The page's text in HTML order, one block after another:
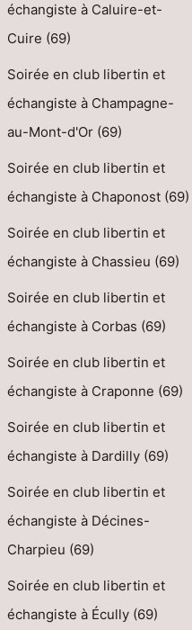
échangiste à Caluire-et-
Cuire (69)
Soirée en club libertin et
échangiste à Champagne-
au-Mont-d'Or (69)
Soirée en club libertin et
échangiste à Chaponost (69)
Soirée en club libertin et
échangiste à Chassieu (69)
Soirée en club libertin et
échangiste à Corbas (69)
Soirée en club libertin et
échangiste à Craponne (69)
Soirée en club libertin et
échangiste à Dardilly (69)
Soirée en club libertin et
échangiste à Décines-
Charpieu (69)
Soirée en club libertin et
échangiste à Écully (69)